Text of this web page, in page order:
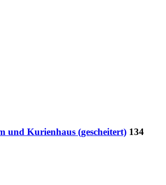
und Kurienhaus (gescheitert) 134